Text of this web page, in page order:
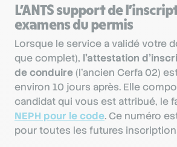
L’ANTS support de
examens du permis
Lorsque le service a validé votre
que complet), l’attestation
de conduire(l’ancien Cerfa 02)
environ 10 jours après. Elle
candidat qui vous est attribué, le
NEPH pour le code. Ce numéro
pour toutes les futures